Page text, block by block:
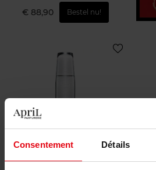
Consentement Détails
€ 88,90 Bestel nu!
SENSAI